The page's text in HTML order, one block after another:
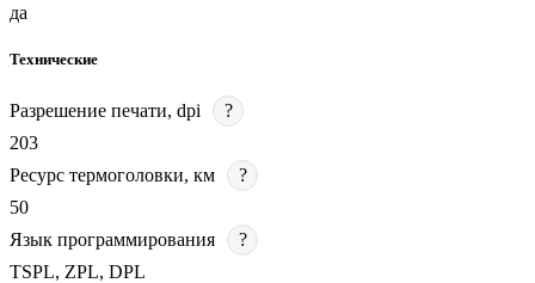
да
Технические
Разрешение печати, dpi
?
203
Ресурс термоголовки, км
?
50
Язык программирования
?
TSPL, ZPL, DPL